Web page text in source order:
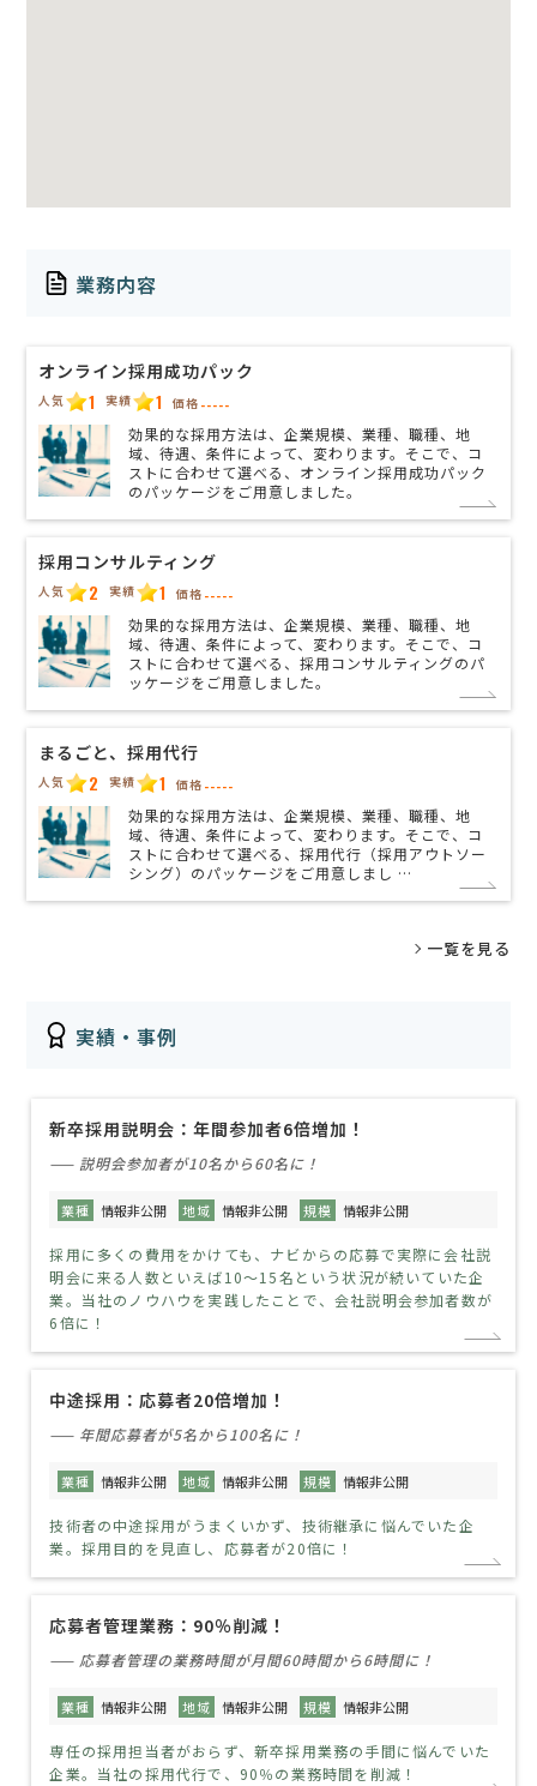
業務内容
オンライン採用成功パック
人気 1 実績 1 価格 -----
効果的な採用方法は、企業規模、業種、職種、地
域、待遇、条件によって、変わります。そこで、コ
ストに合わせて選べる、オンライン採用成功パック
のパッケージをご用意しました。
採用コンサルティング
人気 2 実績 1 価格 -----
効果的な採用方法は、企業規模、業種、職種、地
域、待遇、条件によって、変わります。そこで、コ
ストに合わせて選べる、採用コンサルティングのパ
ッケージをご用意しました。
まるごと、採用代行
人気 2 実績 1 価格 -----
効果的な採用方法は、企業規模、業種、職種、地
域、待遇、条件によって、変わります。そこで、コ
ストに合わせて選べる、採用代行（採用アウトソー
シング）のパッケージをご用意しまし …
一覧を見る
実績・事例
新卒採用説明会：年間参加者6倍増加！
—— 説明会参加者が10名から60名に！
業種 情報非公開 地域 情報非公開 規模 情報非公開
採用に多くの費用をかけても、ナビからの応募で実際に会社説
明会に来る人数といえば10〜15名という状況が続いていた企
業。当社のノウハウを実践したことで、会社説明会参加者数が
6倍に！
中途採用：応募者20倍増加！
—— 年間応募者が5名から100名に！
業種 情報非公開 地域 情報非公開 規模 情報非公開
技術者の中途採用がうまくいかず、技術継承に悩んでいた企
業。採用目的を見直し、応募者が20倍に！
応募者管理業務：90％削減！
—— 応募者管理の業務時間が月間60時間から6時間に！
業種 情報非公開 地域 情報非公開 規模 情報非公開
専任の採用担当者がおらず、新卒採用業務の手間に悩んでいた
企業。当社の採用代行で、90％の業務時間を削減！